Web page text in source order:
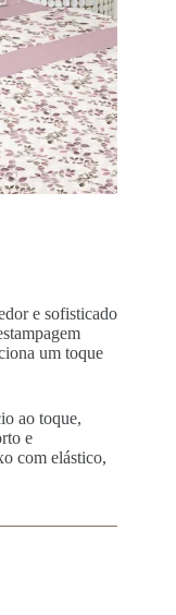
e sofisticado
um toque
ao toque,
e
com elástico,